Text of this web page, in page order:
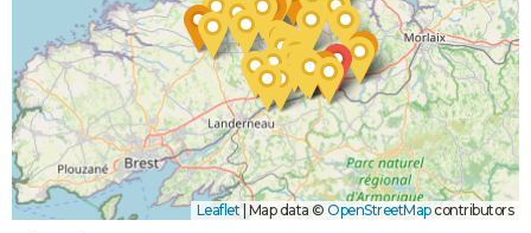
Leaflet | Map data © OpenStreetMapcontributors